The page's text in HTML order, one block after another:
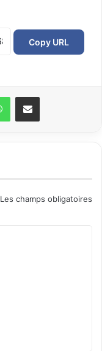
Copy URL
Les champs obligatoires